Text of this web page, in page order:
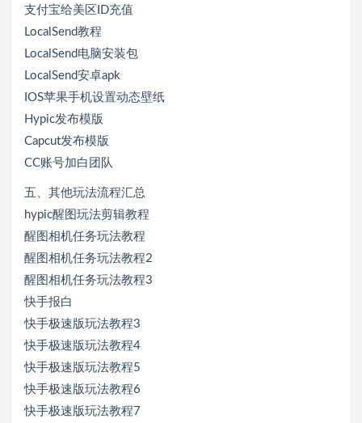
支付宝给美区ID充值
LocalSend教程
LocalSend电脑安装包
LocalSend安卓apk
IOS苹果手机设置动态壁纸
Hypic发布模版
Capcut发布模版
CC账号加白团队
五、其他玩法流程汇总
hypic醒图玩法剪辑教程
醒图相机任务玩法教程
醒图相机任务玩法教程2
醒图相机任务玩法教程3
快手报白
快手极速版玩法教程3
快手极速版玩法教程4
快手极速版玩法教程5
快手极速版玩法教程6
快手极速版玩法教程7